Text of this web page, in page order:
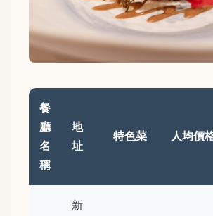
餐
廳
名
稱
地
址
特色菜 人均價
新